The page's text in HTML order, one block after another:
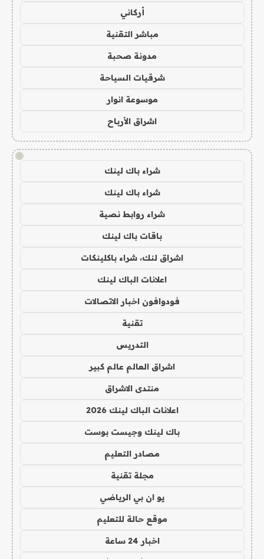
أركاني
مباشر التقنية
مدونة صحبة
شرقيات السياحة
موسوعة انوار
اشراق الأرباح
!
شراء باك لينك
شراء باك لينك
شراء روابط نصية
باقات باك لينك
اشراق لنك، شراء باكلينكات
اعلانات الباك لينك
فودوافون اخبار الاتصالات
تقنية
التدريس
اشراق العالم عالم كبير
منتدى الاشراق
اعلانات الباك لينك 2026
باك لينك وجيست بوست
مصادر التعليم
مجلة تقنية
يو ان بي الرياضي
موقع حالة للتعليم
اخبار 24 ساعة